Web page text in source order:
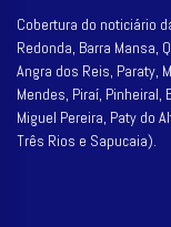
Cobertura do noticiário
Redonda, Barra Mansa,
Angra dos Reis, Paraty,
Mendes, Piraí, Pinheiral,
Miguel Pereira, Paty do
Três Rios e Sapucaia).